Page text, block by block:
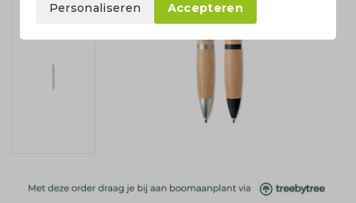
Personaliseren Accepteren